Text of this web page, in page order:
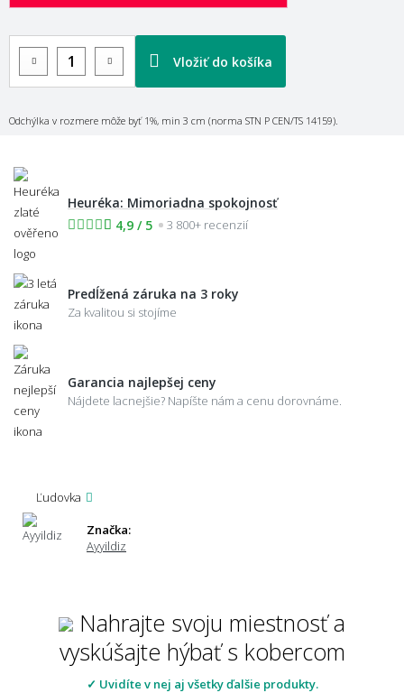
Vložiť do košíka
Odchýlka v rozmere môže byť 1%, min 3 cm (norma STN P CEN/TS 14159).
Heuréka: Mimoriadna spokojnosť
4,9 / 5
3 800+ recenzií
Predĺžená záruka na 3 roky
Za kvalitou si stojíme
Garancia najlepšej ceny
Nájdete lacnejšie? Napíšte nám a cenu dorovnáme.
Ľudovka
Značka:
Ayyildiz
Nahrajte svoju miestnosť a
vyskúšajte hýbať s kobercom
✓ Uvidíte v nej aj všetky ďalšie produkty.